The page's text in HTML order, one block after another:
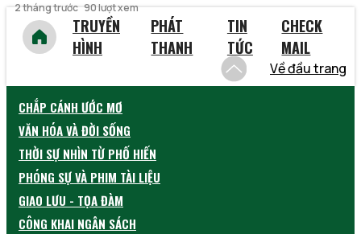
2 tháng trước 90 lượt xem
TRUYỀN
HÌNH
PHÁT
THANH
TIN
TỨC
CHECK
MAIL
Về đầu trang
CHẮP CÁNH ƯỚC MƠ
VĂN HÓA VÀ ĐỜI SỐNG
THỜI SỰ NHÌN TỪ PHỐ HIẾN
PHÓNG SỰ VÀ PHIM TÀI LIỆU
GIAO LƯU - TỌA ĐÀM
CÔNG KHAI NGÂN SÁCH